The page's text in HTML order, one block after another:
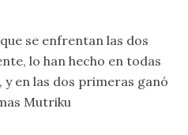
se enfrentan las dos
lo han hecho en todas
y en las dos primeras ganó
Mutriku